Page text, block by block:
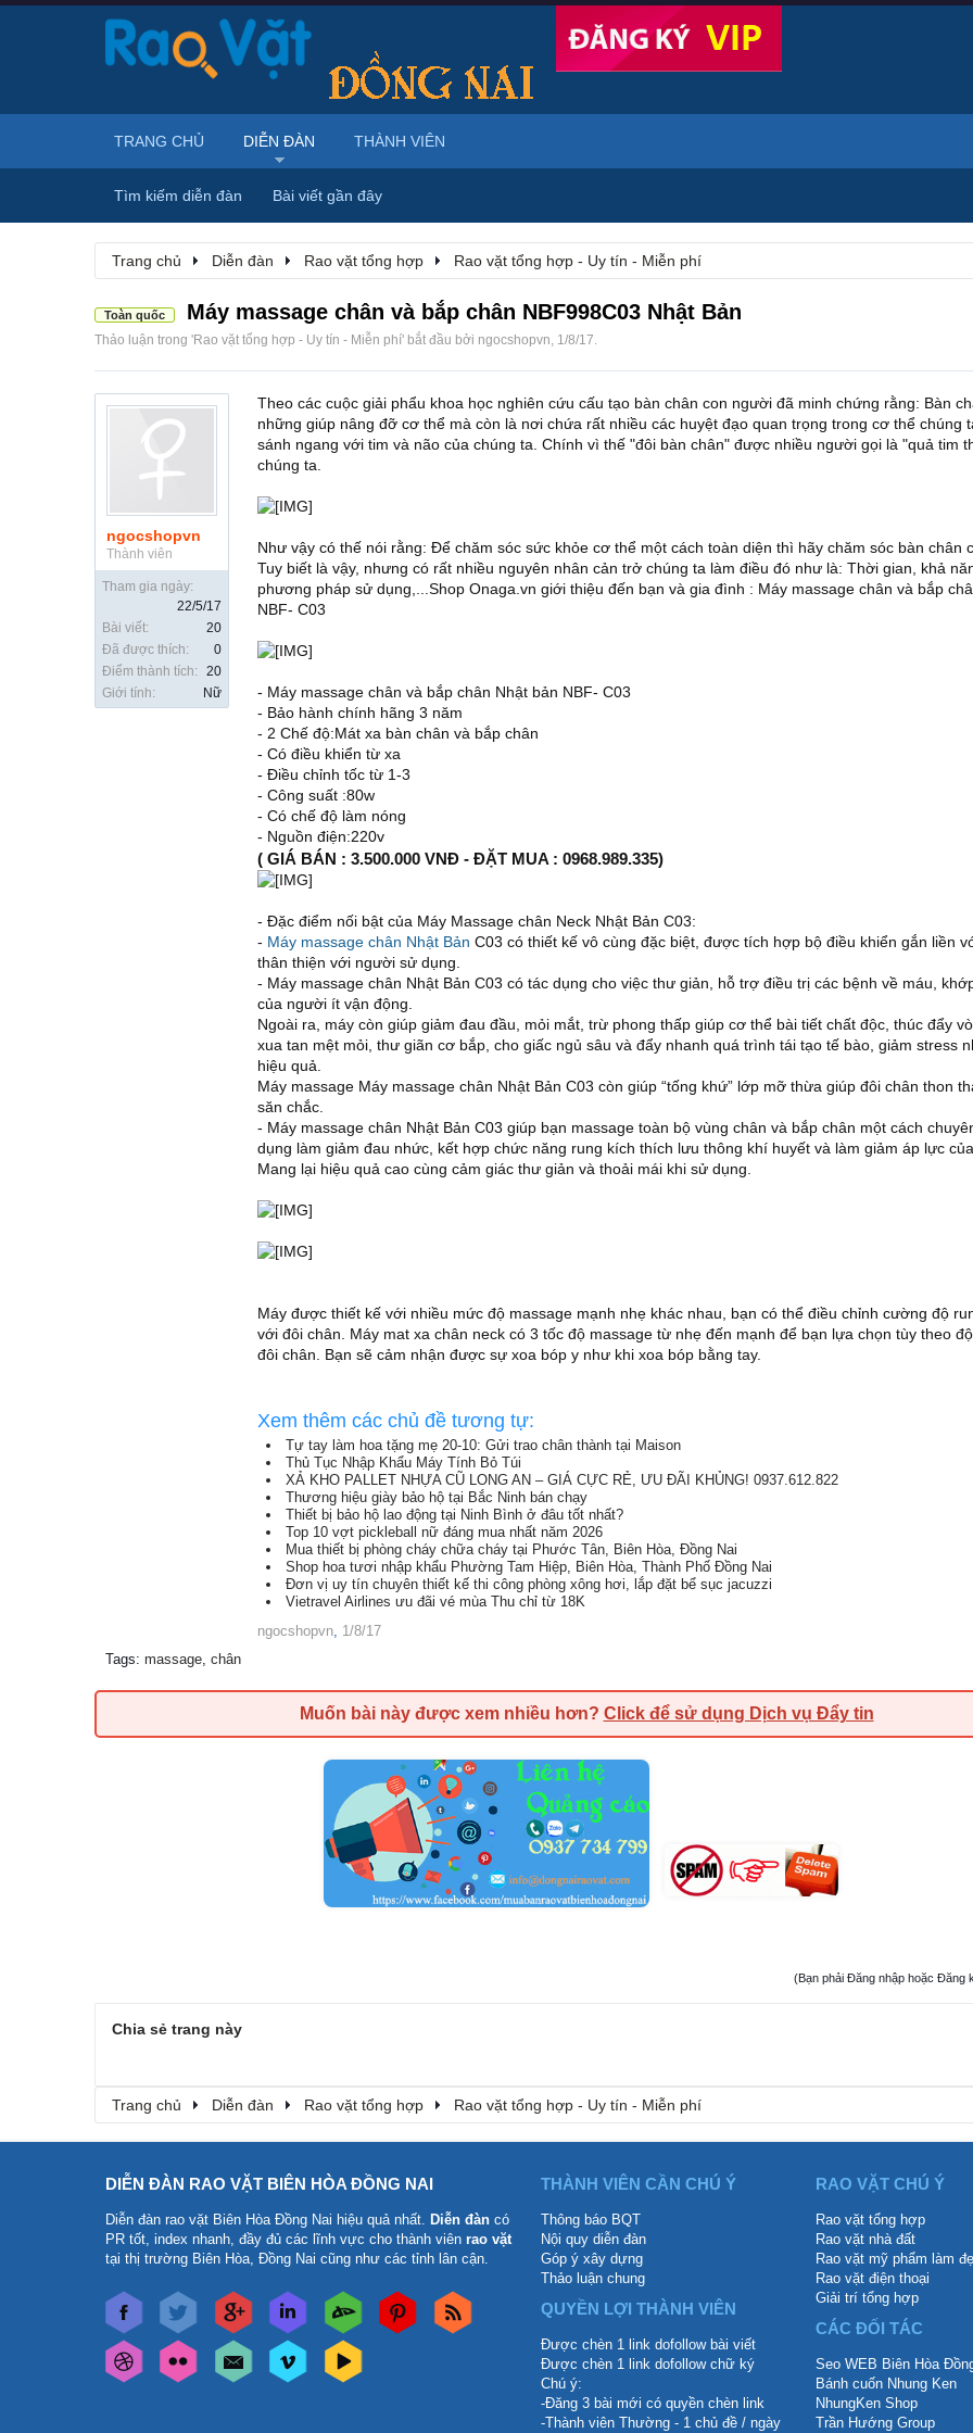
Trang chủ Diễn đàn Rao vặt tổng hợp Rao vặt tổng hợp - Uy tín - Miễn phí
Toàn quốc Máy massage chân và bắp chân NBF998C03 Nhật Bản
Thảo luận trong 'Rao vặt tổng hợp - Uy tín - Miễn phí' bắt đầu bởi ngocshopvn, 1/8/17.
ngocshopvn
Thành viên
Tham gia ngày:
22/5/17
Bài viết:
20
Đã được thích:
0
Điểm thành tích:
20
Giới tính:
Nữ
Theo các cuộc giải phẩu khoa học nghiên cứu cấu tạo bàn chân con người đã minh chứng rằng: Bàn
những giúp nâng đỡ cơ thể mà còn là nơi chứa rất nhiều các huyệt đạo quan trọng trong cơ thể chúng
sánh ngang với tim và não của chúng ta. Chính vì thế "đôi bàn chân" được nhiều người gọi là "quả tim
chúng ta.
Như vậy có thế nói rằng: Để chăm sóc sức khỏe cơ thể một cách toàn diện thì hãy chăm sóc bàn chân
Tuy biết là vậy, nhưng có rất nhiều nguyên nhân cản trở chúng ta làm điều đó như là: Thời gian, khả
phương pháp sử dụng,...Shop Onaga.vn giới thiệu đến bạn và gia đình : Máy massage chân và bắp
NBF- C03
- Máy massage chân và bắp chân Nhật bản NBF- C03
- Bảo hành chính hãng 3 năm
- 2 Chế độ:Mát xa bàn chân và bắp chân
- Có điều khiển từ xa
- Điều chỉnh tốc từ 1-3
- Công suất :80w
- Có chế độ làm nóng
- Nguồn điện:220v
( GIÁ BÁN : 3.500.000 VNĐ - ĐẶT MUA : 0968.989.335)
- Đặc điểm nối bật của Máy Massage chân Neck Nhật Bản C03:
- Máy massage chân Nhật Bản C03 có thiết kế vô cùng đặc biệt, được tích hợp bộ điều khiển gắn liền
thân thiện với người sử dụng.
- Máy massage chân Nhật Bản C03 có tác dụng cho việc thư giản, hỗ trợ điều trị các bệnh về máu,
của người ít vận động.
Ngoài ra, máy còn giúp giảm đau đầu, mỏi mắt, trừ phong thấp giúp cơ thể bài tiết chất độc, thúc đẩy
xua tan mệt mỏi, thư giãn cơ bắp, cho giấc ngủ sâu và đẩy nhanh quá trình tái tạo tế bào, giảm stress
hiệu quả.
Máy massage Máy massage chân Nhật Bản C03 còn giúp “tống khứ” lớp mỡ thừa giúp đôi chân thon
săn chắc.
- Máy massage chân Nhật Bản C03 giúp bạn massage toàn bộ vùng chân và bắp chân một cách
dụng làm giảm đau nhức, kết hợp chức năng rung kích thích lưu thông khí huyết và làm giảm áp lực
Mang lại hiệu quả cao cùng cảm giác thư giản và thoải mái khi sử dụng.
Máy được thiết kế với nhiều mức độ massage mạnh nhẹ khác nhau, bạn có thể điều chỉnh cường độ
với đôi chân. Máy mat xa chân neck có 3 tốc độ massage từ nhẹ đến mạnh để bạn lựa chọn tùy theo
đôi chân. Bạn sẽ cảm nhận được sự xoa bóp y như khi xoa bóp bằng tay.
Xem thêm các chủ đề tương tự:
Tự tay làm hoa tặng mẹ 20-10: Gửi trao chân thành tại Maison
Thủ Tục Nhập Khẩu Máy Tính Bỏ Túi
XẢ KHO PALLET NHỰA CŨ LONG AN – GIÁ CỰC RẺ, ƯU ĐÃI KHỦNG! 0937.612.822
Thương hiệu giày bảo hộ tại Bắc Ninh bán chạy
Thiết bị bảo hộ lao động tại Ninh Bình ở đâu tốt nhất?
Top 10 vợt pickleball nữ đáng mua nhất năm 2026
Mua thiết bị phòng cháy chữa cháy tại Phước Tân, Biên Hòa, Đồng Nai
Shop hoa tươi nhập khẩu Phường Tam Hiệp, Biên Hòa, Thành Phố Đồng Nai
Đơn vị uy tín chuyên thiết kế thi công phòng xông hơi, lắp đặt bể sục jacuzzi
Vietravel Airlines ưu đãi vé mùa Thu chỉ từ 18K
ngocshopvn, 1/8/17
Tags: massage, chân
Muốn bài này được xem nhiều hơn? Click để sử dụng Dịch vụ Đẩy tin
(Bạn phải Đăng nhập hoặc Đăng
Chia sẻ trang này
Trang chủ Diễn đàn Rao vặt tổng hợp Rao vặt tổng hợp - Uy tín - Miễn phí
TRANG CHỦ DIỄN ĐÀN
Tìm kiếm diễn đàn Bài viết gần đây
THÀNH VIÊN
DIỄN ĐÀN RAO VẶT BIÊN HÒA ĐỒNG NAI
Diễn đàn rao vặt Biên Hòa Đồng Nai hiệu quả nhất. Diễn đàn có
PR tốt, index nhanh, đầy đủ các lĩnh vực cho thành viên rao vặt
tại thị trường Biên Hòa, Đồng Nai cũng như các tỉnh lân cận.
THÀNH VIÊN CẦN CHÚ Ý
Thông báo BQT
Nội quy diễn đàn
Góp ý xây dựng
Thảo luận chung
QUYỀN LỢI THÀNH VIÊN
Được chèn 1 link dofollow bài viết
Được chèn 1 link dofollow chữ ký
Chú ý:
-Đăng 3 bài mới có quyền chèn link
-Thành viên Thường - 1 chủ đề / ngày
RAO VẶT CHÚ Ý
Rao vặt tổng hợp
Rao vặt nhà đất
Rao vặt mỹ phẩm làm
Rao vặt điện thoại
Giải trí tổng hợp
CÁC ĐỐI TÁC
Seo WEB Biên Hòa
Bánh cuốn Nhung Ken
NhungKen Shop
Trần Hướng Group